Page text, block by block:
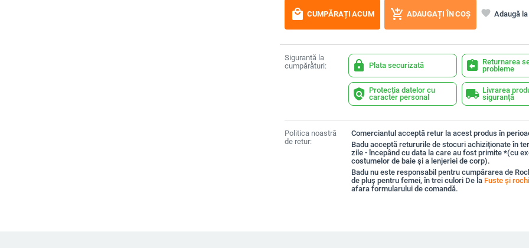
local_mall CUMPĂRAȚI ACUM add_shopping_cart ADAUGAȚI ÎN COȘ favorite Adaugă
Siguranță la
cumpărături:
lock Plata securizată assignment_return Returnarea
probleme
policy Protecția datelor cu
caracter personal
local_shipping Livrarea
siguranță
Politica noastră
de retur:
Comerciantul acceptă retur la acest produs în
Badu acceptă retururile de stocuri achiziționate în
zile - începând cu data la care au fost primite *(cu
costumelor de baie și a lenjeriei de corp).
Badu nu este responsabil pentru cumpărarea de
de pluș pentru femei, în trei culori De la Fuste și
afara formularului de comandă.